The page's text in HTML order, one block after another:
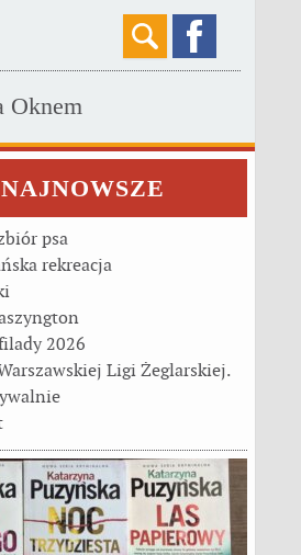
Oknem
NAJNOWSZE
psa
rekreacja
2026
Ligi Żeglarskiej.